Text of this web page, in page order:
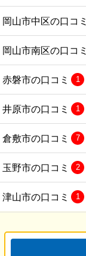
岡山市中区の口コミ
岡山市南区の口コミ
赤磐市の口コミ 1
井原市の口コミ 1
倉敷市の口コミ 7
玉野市の口コミ 2
津山市の口コミ 1